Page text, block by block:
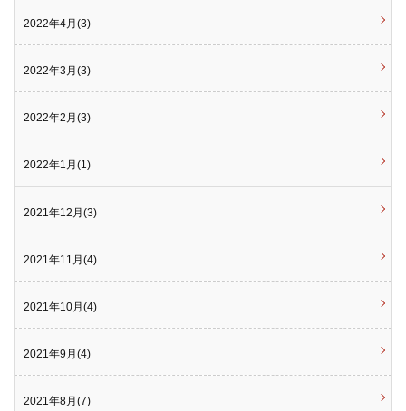
2022年4月(3)
2022年3月(3)
2022年2月(3)
2022年1月(1)
2021年12月(3)
2021年11月(4)
2021年10月(4)
2021年9月(4)
2021年8月(7)